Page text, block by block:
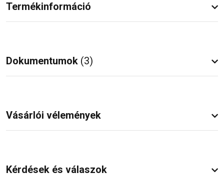
Termékinformáció
Dokumentumok (3)
Vásárlói vélemények
Kérdések és válaszok